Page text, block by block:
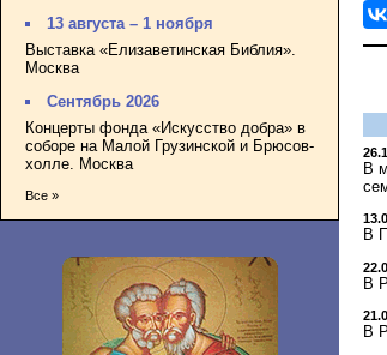
13 августа – 1 ноября
Выставка «Елизаветинская Библия».
Москва
Сентябрь 2026
Концерты фонда «Искусство добра» в
соборе на Малой Грузинской и Брюсов-
холле. Москва
Все »
В
В
В
В